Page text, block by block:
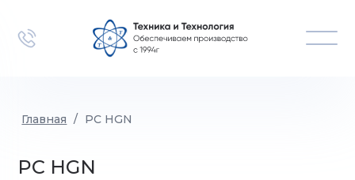
Главная / PC HGN
PC HGN